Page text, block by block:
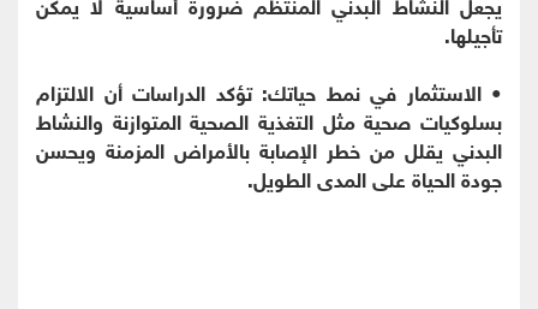
تأجيلها.
• الاستثمار في نمط حياتك: تؤكد الدراسات أن الالتزام
بسلوكيات صحية مثل التغذية الصحية المتوازنة والنشاط
البدني يقلل من خطر الإصابة بالأمراض المزمنة ويحسن
جودة الحياة على المدى الطويل.